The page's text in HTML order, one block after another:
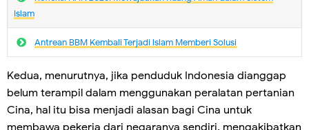
Islam
Antrean BBM Kembali Terjadi lslam Memberi Solusi
Kedua, menurutnya, jika penduduk Indonesia dianggap
belum terampil dalam menggunakan peralatan pertanian
Cina, hal itu bisa menjadi alasan bagi Cina untuk